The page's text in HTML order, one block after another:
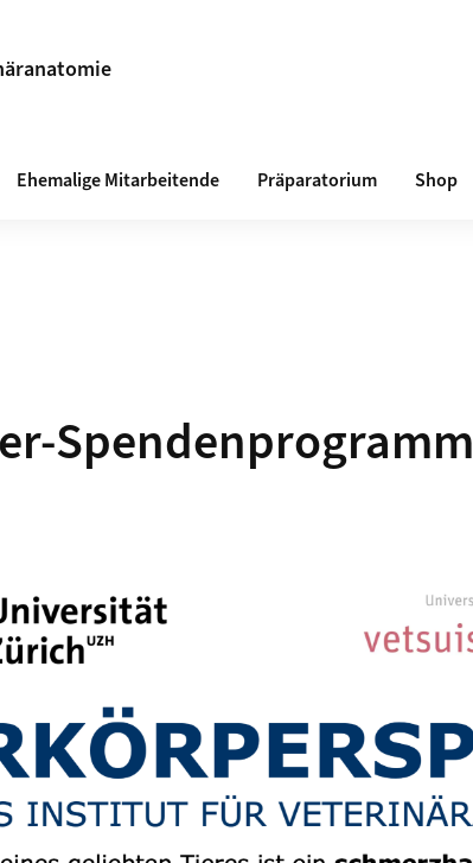
Ehemalige Mitarbeitende Präparatorium Shop
Spendenprogramm